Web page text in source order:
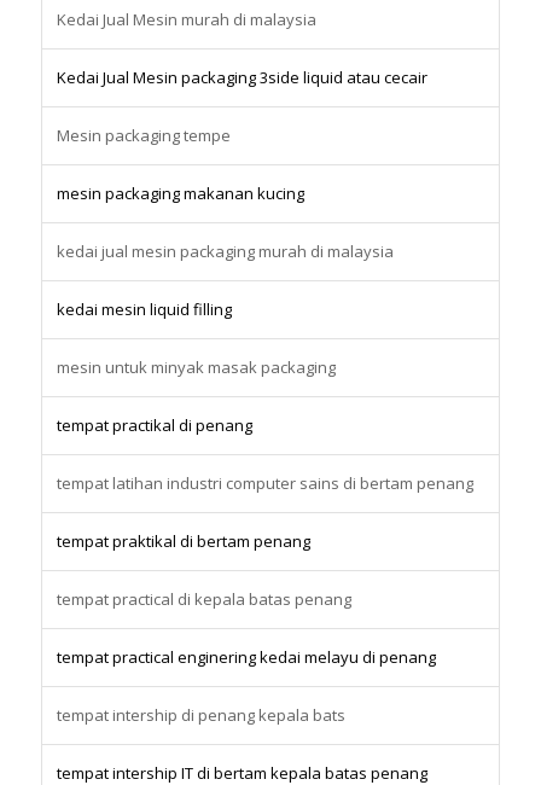
Kedai Jual Mesin murah di malaysia
Kedai Jual Mesin packaging 3side liquid atau cecair
Mesin packaging tempe
mesin packaging makanan kucing
kedai jual mesin packaging murah di malaysia
kedai mesin liquid filling
mesin untuk minyak masak packaging
tempat practikal di penang
tempat latihan industri computer sains di bertam penang
tempat praktikal di bertam penang
tempat practical di kepala batas penang
tempat practical enginering kedai melayu di penang
tempat intership di penang kepala bats
tempat intership IT di bertam kepala batas penang